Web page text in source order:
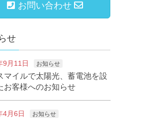
お問い合わせ
せ
9月11日 お知らせ
マイルで太陽光、蓄電池を設
お客様へのお知らせ
4月6日 お知らせ